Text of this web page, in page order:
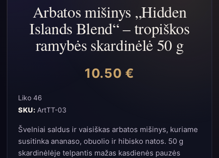
Arbatos mišinys „Hidden
Islands Blend“ – tropiškos
ramybės skardinėlė 50 g
10.50 €
Liko 46
SKU: ArtTT-03
Švelniai saldus ir vaisiškas arbatos mišinys, kuriame
susitinka ananaso, obuolio ir hibisko natos. 50 g
skardinėlėje telpantis mažas kasdienės pauzės